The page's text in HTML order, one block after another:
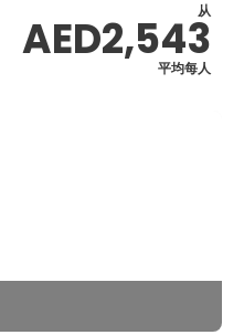
从
AED2,543
平均每人